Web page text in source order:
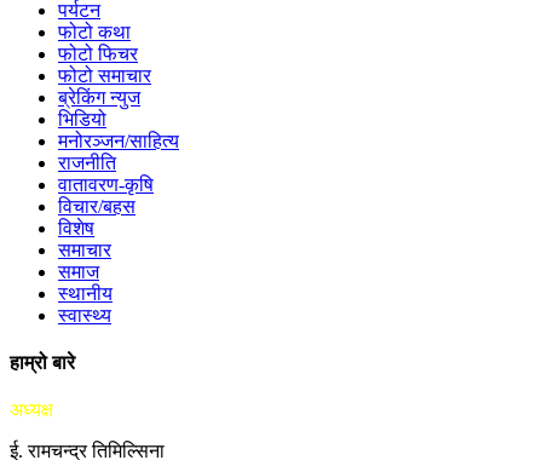
पर्यटन
फोटो कथा
फोटो फिचर
फोटो समाचार
ब्रेकिंग न्युज
भिडियो
मनोरञ्जन/साहित्य
राजनीति
वातावरण-कृषि
विचार/बहस
विशेष
समाचार
समाज
स्थानीय
स्वास्थ्य
हाम्रो बारे
अध्यक्ष
ई. रामचन्द्र तिमिल्सिना